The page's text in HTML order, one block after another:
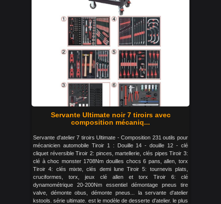
Servante Ultimate noir 7 tiroirs avec
composition mécaniq...
Servante d'atelier 7 tiroirs Ultimate - Composition 231 outils pour
mécanicien automobile Tiroir 1 : Douille 14 - douille 12 - clé
cliquet réversible Tiroir 2: pinces, martellerie, clés pipes Tiroir 3:
clé à choc monster 1708Nm douilles chocs 6 pans, allen, torx
Tiroir 4: clés mixte, clés demi lune Tiroir 5: tournevis plats,
cruciformes, torx, jeux clé allen et torx Tiroir 6: clé
dynamométrique 20-200Nm essentiel démontage pneus tire
valve, démonte obus, démonte pneus... la servante d'atelier
kstools. série ultimate. est le modèle de desserte d'atelier. le plus